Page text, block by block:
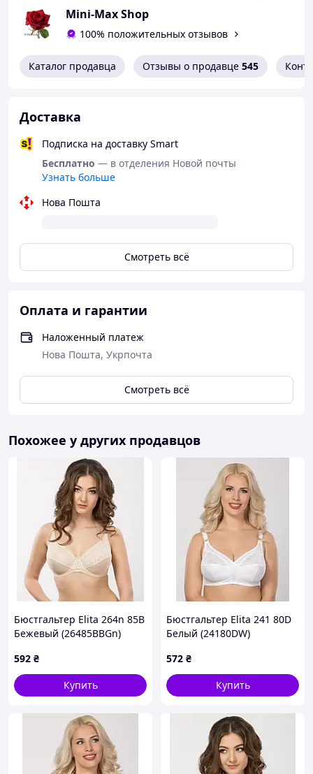
Mini-Max Shop
100% положительных отзывов
Каталог продавца Отзывы о продавце 545
Доставка
Подписка на доставку Smart
Бесплатно — в отделения Новой почты
Узнать больше
Нова Пошта
Смотреть всё
Оплата и гарантии
Наложенный платеж
Нова Пошта, Укрпочта
Смотреть всё
Похожее у других продавцов
Бюстгальтер Elita 264n 85B
Бежевый (26485BBGn)
592 ₴
Купить
Бюстгальтер Elita 241 80D
Белый (24180DW)
572 ₴
Купить